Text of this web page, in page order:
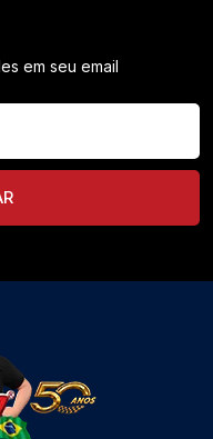
em seu email